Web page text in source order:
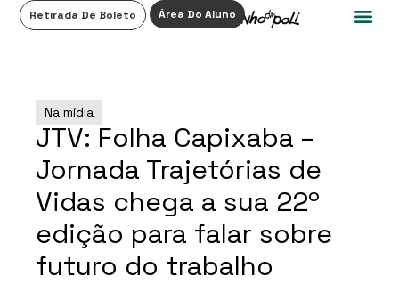
Retirada De Boleto Área Do Aluno
Na mídia
JTV: Folha Capixaba –
Jornada Trajetórias de
Vidas chega a sua 22º
edição para falar sobre
futuro do trabalho